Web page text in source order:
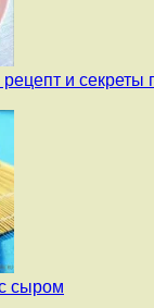
и секреты
сыром